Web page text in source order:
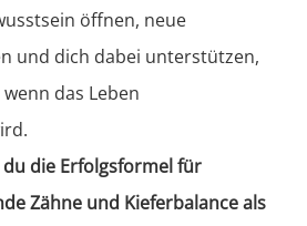
öffnen, neue
und dich dabei unterstützen,
das Leben
die Erfolgsformel für
Zähne und Kieferbalance als